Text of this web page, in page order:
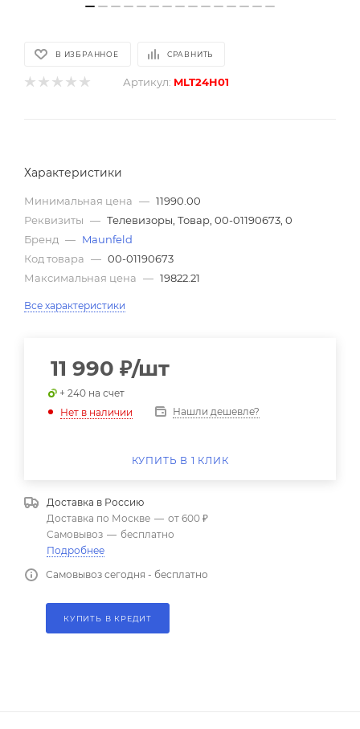
В ИЗБРАННОЕ СРАВНИТЬ
Артикул: MLT24H01
Характеристики
Минимальная цена — 11990.00
Реквизиты — Телевизоры, Товар, 00-01190673, 0
Бренд — Maunfeld
Код товара — 00-01190673
Максимальная цена — 19822.21
Все характеристики
11 990 ₽/шт
+ 240 на счет
Нет в наличии
Нашли дешевле?
КУПИТЬ В 1 КЛИК
Доставка в Россию
Доставка по Москве — от 600 ₽
Самовывоз — бесплатно
Подробнее
Самовывоз сегодня - бесплатно
КУПИТЬ В КРЕДИТ